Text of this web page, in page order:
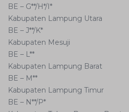
BE – G**/H*/I*
Kabupaten Lampung Utara
BE – J**/K*
Kabupaten Mesuji
BE – L**
Kabupaten Lampung Barat
BE – M**
Kabupaten Lampung Timur
BE – N**/P*